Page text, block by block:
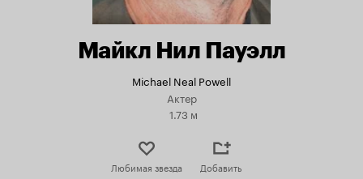
Майкл Нил Пауэлл
Michael Neal Powell
Актер
1.73 м
Любимая звезда Добавить